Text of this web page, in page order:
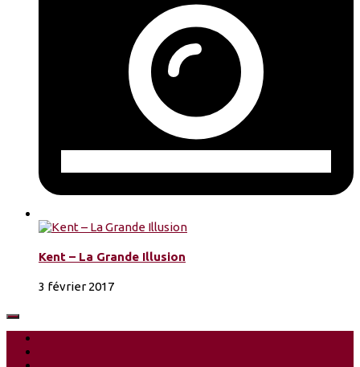
Kent – La Grande Illusion
3 février 2017